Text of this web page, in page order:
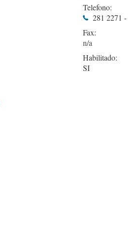
Telefono:
281 2271
Fax:
Habilitado:
SI